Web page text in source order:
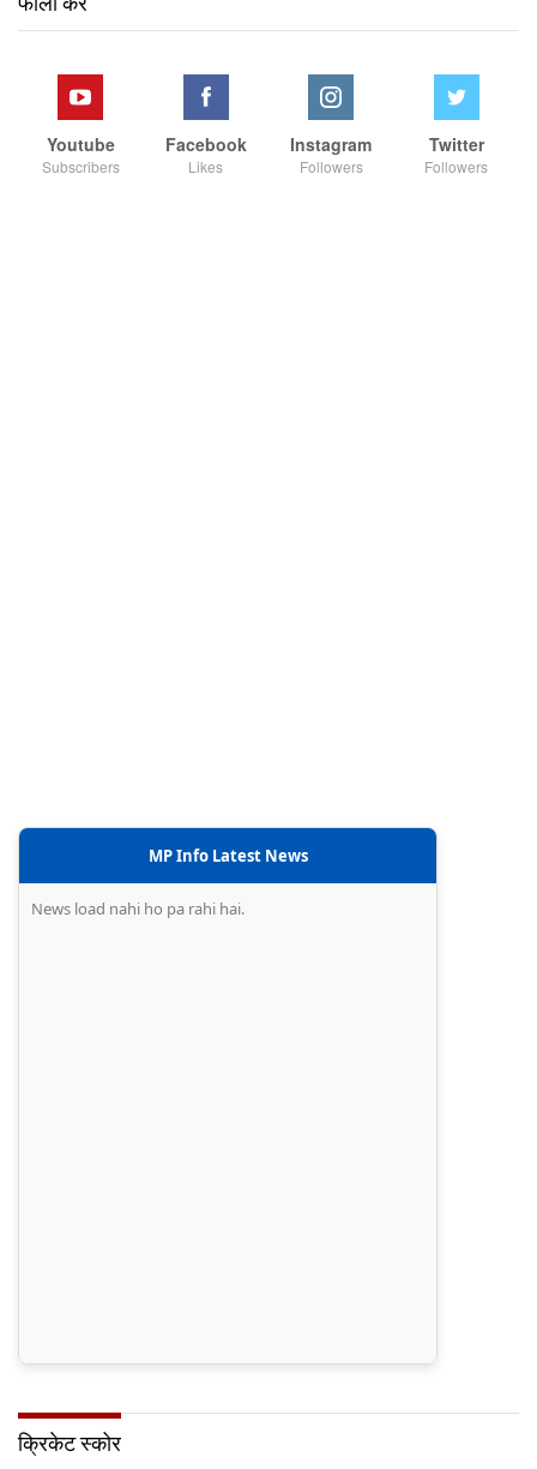
Youtube
Subscribers
Facebook
Likes
Instagram
Followers
Twitter
Followers
MP Info Latest News
News load nahi ho pa rahi hai.
क्रिकेट स्कोर